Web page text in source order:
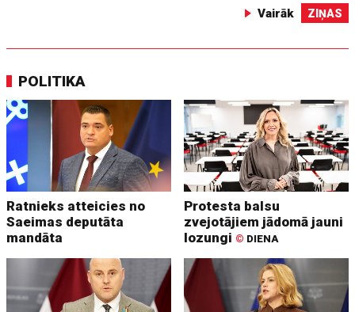
Vairāk ZIŅAS
POLITIKA
Ratnieks atteicies no
Saeimas deputāta
mandāta
Protesta balsu
zvejotājiem jādomā jauni
lozungi © DIENA